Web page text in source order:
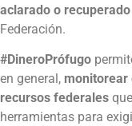
aclarado o recuperado
Federación.
#DineroPrófugo
en general, monitorear
recursos federales
herramientas para